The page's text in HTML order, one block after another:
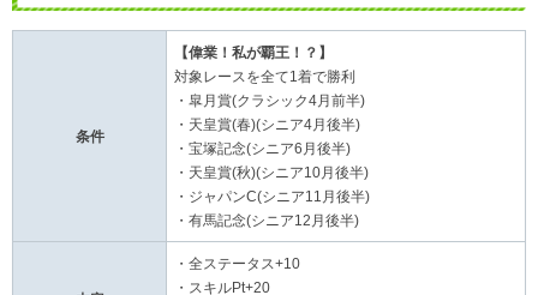
条件
【偉業！私が覇王！？】
対象レースを全て1着で勝利
・皐月賞(クラシック4月前半)
・天皇賞(春)(シニア4月後半)
・宝塚記念(シニア6月後半)
・天皇賞(秋)(シニア10月後半)
・ジャパンC(シニア11月後半)
・有馬記念(シニア12月後半)
・全ステータス+10
・スキルPt+20